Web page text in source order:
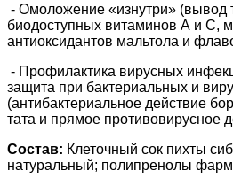
- Омоложение «изнутри» (вывод
биодоступных витаминов А и С,
антиоксидантов мальтола и
- Профилактика вирусных
защита при бактериальных и
(антибактериальное действие
тата и прямое противовирусное
Состав: Клеточный сок пихты
натуральный; полипренолы